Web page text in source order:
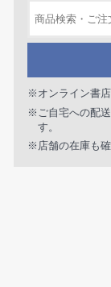
※オンライン書店
※ご自宅への配
す。
※店舗の在庫も確